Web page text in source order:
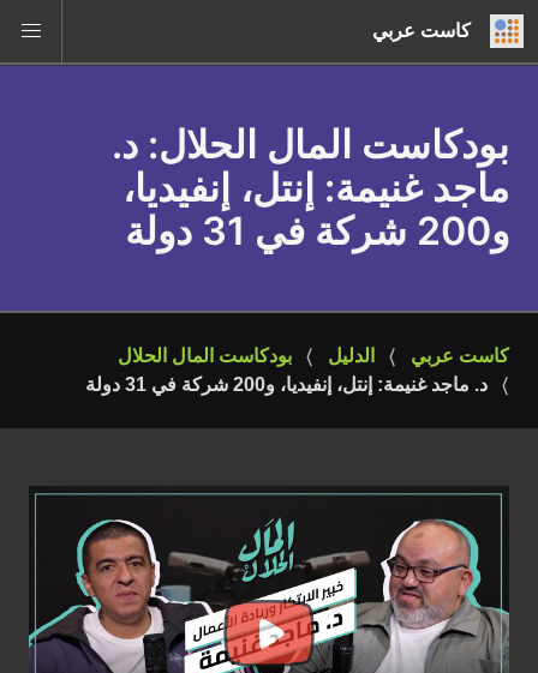
كاست عربي
بودكاست المال الحلال: د.
ماجد غنيمة: إنتل، إنفيديا،
و200 شركة في 31 دولة
كاست عربي الدليل
بودكاست المال الحلال
د. ماجد غنيمة: إنتل، إنفيديا، و200 شركة في 31 دولة